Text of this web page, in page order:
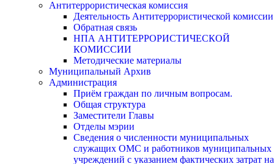
Антитеррористическая комиссия
Деятельность Антитеррористической комиссии
Обратная связь
НПА АНТИТЕРРОРИСТИЧЕСКОЙ
КОМИССИИ
Методические материалы
Муниципальный Архив
Администрация
Приём граждан по личным вопросам.
Общая структура
Заместители Главы
Отделы мэрии
Сведения о численности муниципальных
служащих ОМС и работников муниципальных
учреждений с указанием фактических затрат на